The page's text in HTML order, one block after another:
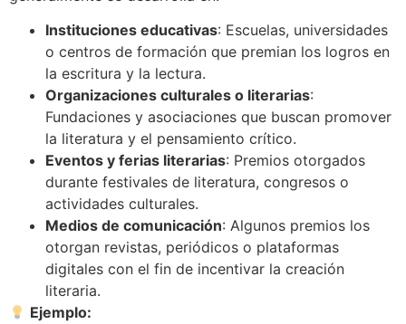
Instituciones educativas: Escuelas, universidades
o centros de formación que premian los logros en
la escritura y la lectura.
Organizaciones culturales o literarias:
Fundaciones y asociaciones que buscan promover
la literatura y el pensamiento crítico.
Eventos y ferias literarias: Premios otorgados
durante festivales de literatura, congresos o
actividades culturales.
Medios de comunicación: Algunos premios los
otorgan revistas, periódicos o plataformas
digitales con el fin de incentivar la creación
literaria.
Ejemplo: